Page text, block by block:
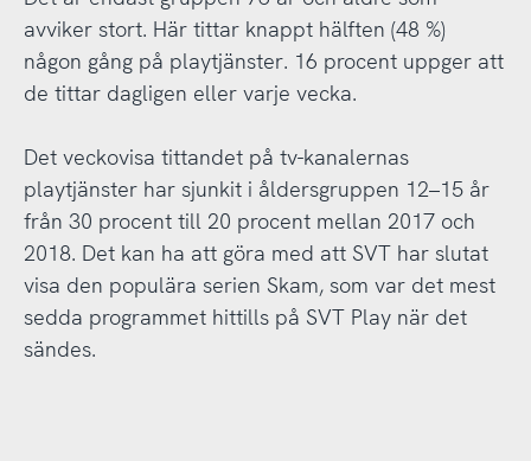
avviker stort. Här tittar knappt hälften (48 %)
någon gång på playtjänster. 16 procent uppger att
de tittar dagligen eller varje vecka.
Det veckovisa tittandet på tv-kanalernas
playtjänster har sjunkit i åldersgruppen 12–15 år
från 30 procent till 20 procent mellan 2017 och
2018. Det kan ha att göra med att SVT har slutat
visa den populära serien Skam, som var det mest
sedda programmet hittills på SVT Play när det
sändes.